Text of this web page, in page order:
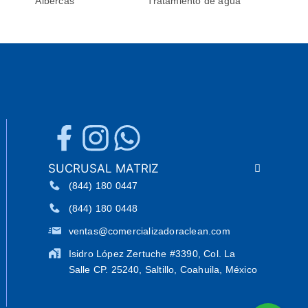
SUCRUSAL MATRIZ
(844) 180 0447
(844) 180 0448
ventas@comercializadoraclean.com
Isidro López Zertuche #3390, Col. La
Salle CP. 25240, Saltillo, Coahuila, México